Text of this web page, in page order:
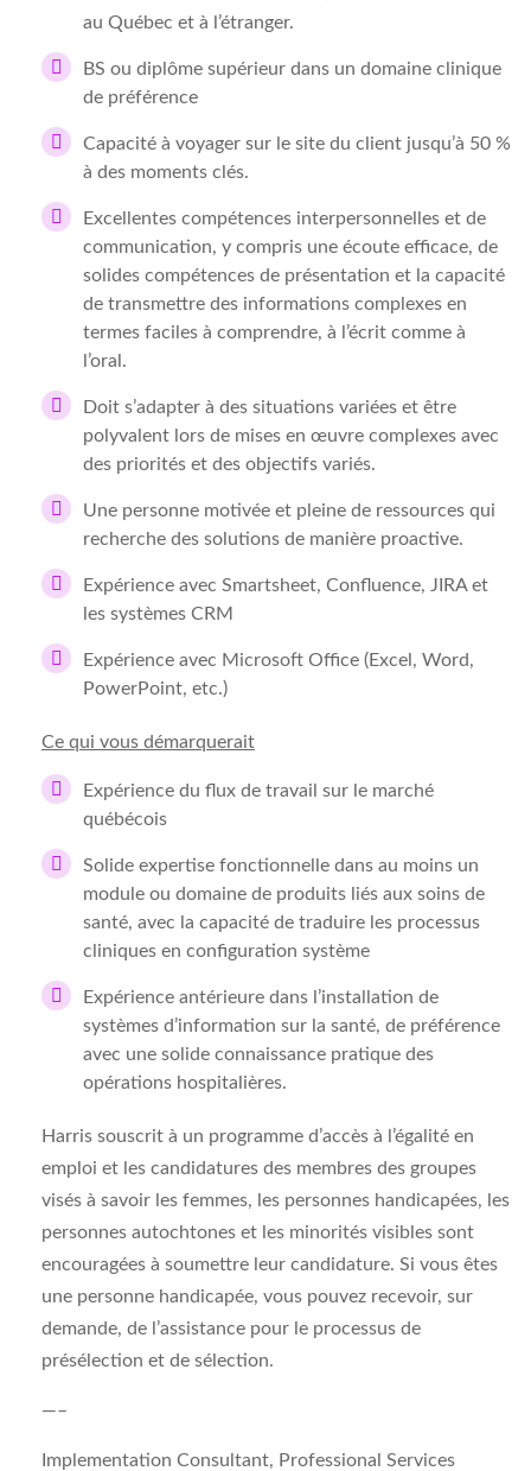
au Québec et à l’étranger.
BS ou diplôme supérieur dans un domaine clinique
de préférence
Capacité à voyager sur le site du client jusqu’à 50 %
à des moments clés.
Excellentes compétences interpersonnelles et de
communication, y compris une écoute efficace, de
solides compétences de présentation et la capacité
de transmettre des informations complexes en
termes faciles à comprendre, à l’écrit comme à
l’oral.
Doit s’adapter à des situations variées et être
polyvalent lors de mises en œuvre complexes avec
des priorités et des objectifs variés.
Une personne motivée et pleine de ressources qui
recherche des solutions de manière proactive.
Expérience avec Smartsheet, Confluence, JIRA et
les systèmes CRM
Expérience avec Microsoft Office (Excel, Word,
PowerPoint, etc.)
Ce qui vous démarquerait
Expérience du flux de travail sur le marché
québécois
Solide expertise fonctionnelle dans au moins un
module ou domaine de produits liés aux soins de
santé, avec la capacité de traduire les processus
cliniques en configuration système
Expérience antérieure dans l’installation de
systèmes d’information sur la santé, de préférence
avec une solide connaissance pratique des
opérations hospitalières.
Harris souscrit à un programme d’accès à l’égalité en
emploi et les candidatures des membres des groupes
visés à savoir les femmes, les personnes handicapées, les
personnes autochtones et les minorités visibles sont
encouragées à soumettre leur candidature. Si vous êtes
une personne handicapée, vous pouvez recevoir, sur
demande, de l’assistance pour le processus de
présélection et de sélection.
—–
Implementation Consultant, Professional Services